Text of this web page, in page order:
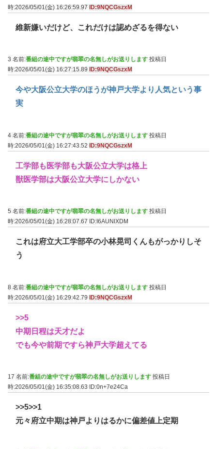
時:2026/05/01(金) 16:26:59.97 ID:9NQCGszxM
維新嫌いだけど、これだけは認めざるを得ない
3 名前:番組の途中ですが翡翠の名無しがお送りします 投稿日
時:2026/05/01(金) 16:27:15.89
ID:9NQCGszxM
今や大阪公立大学のほうが神戸大学より人気という事
実
4 名前:番組の途中ですが翡翠の名無しがお送りします 投稿日
時:2026/05/01(金) 16:27:43.52 ID:9NQCGszxM
工学部も医学部も大阪公立大学は格上
獣医学部は大阪公立大学にしかない
5 名前:番組の途中ですが翡翠の名無しがお送りします 投稿日
時:2026/05/01(金) 16:28:07.67
ID:I6AUNlXDM
これは府立大工学部卒の小林晃司くんもがっかりしそ
う
8 名前:番組の途中ですが翡翠の名無しがお送りします 投稿日
時:2026/05/01(金) 16:29:42.79 ID:9NQCGszxM
>>5
中期日程は天才だよ
でも今や前期ですら神戸大学超えてる
17 名前:番組の途中ですが翡翠の名無しがお送りします 投稿日
時:2026/05/01(金) 16:35:08.63
ID:0n+7e24Ca
>>5>>1
元々府立中期は神戸よりはるかに偏差値上定期